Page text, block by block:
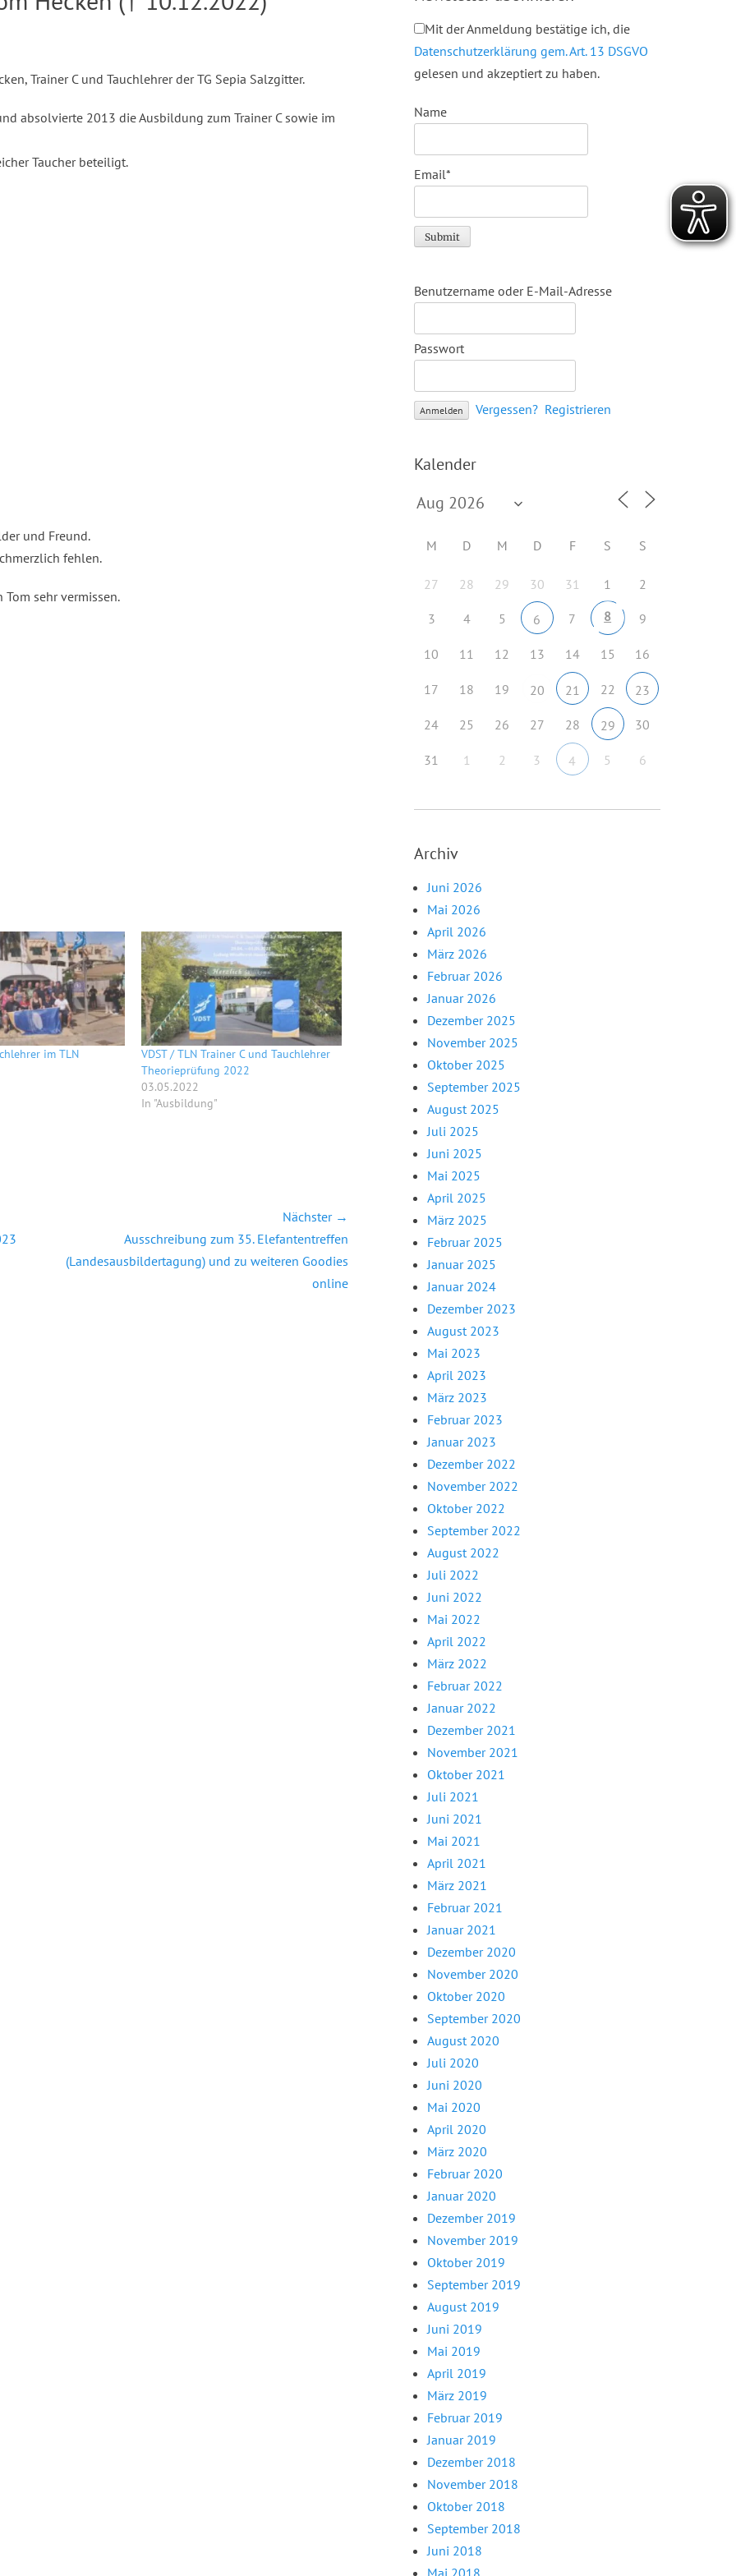
Trainer C und Tauchlehrer der TG Sepia Salzgitter.
absolvierte 2013 die Ausbildung zum Trainer C sowie im
Taucher beteiligt.
und Freund.
fehlen.
sehr vermissen.
im TLN
VDST / TLN Trainer C und Tauchlehrer
Theorieprüfung 2022
03.05.2022
In "Ausbildung"
Nächster →
Beitrag:
Ausschreibung zum 35. Elefantentreffen
(Landesausbildertagung) und zu weiteren Goodies
online
Mit der Anmeldung bestätige ich, die
Datenschutzerklärung gem. Art. 13 DSGVO
gelesen und akzeptiert zu haben.
Name
Email*
Benutzername oder E-Mail-Adresse
Passwort
Vergessen? Registrieren
Kalender
M D M D F S S
27 28 29 30 31 1 2
3 4 5 6 7 8 9
10 11 12 13 14 15 16
17 18 19 20 21 22 23
24 25 26 27 28 29 30
31 1 2 3 4 5 6
Archiv
Juni 2026
Mai 2026
April 2026
März 2026
Februar 2026
Januar 2026
Dezember 2025
November 2025
Oktober 2025
September 2025
August 2025
Juli 2025
Juni 2025
Mai 2025
April 2025
März 2025
Februar 2025
Januar 2025
Januar 2024
Dezember 2023
August 2023
Mai 2023
April 2023
März 2023
Februar 2023
Januar 2023
Dezember 2022
November 2022
Oktober 2022
September 2022
August 2022
Juli 2022
Juni 2022
Mai 2022
April 2022
März 2022
Februar 2022
Januar 2022
Dezember 2021
November 2021
Oktober 2021
Juli 2021
Juni 2021
Mai 2021
April 2021
März 2021
Februar 2021
Januar 2021
Dezember 2020
November 2020
Oktober 2020
September 2020
August 2020
Juli 2020
Juni 2020
Mai 2020
April 2020
März 2020
Februar 2020
Januar 2020
Dezember 2019
November 2019
Oktober 2019
September 2019
August 2019
Juni 2019
Mai 2019
April 2019
März 2019
Februar 2019
Januar 2019
Dezember 2018
November 2018
Oktober 2018
September 2018
Juni 2018